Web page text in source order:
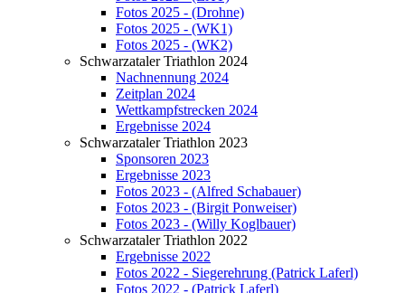
Fotos 2025 - (Drohne)
Fotos 2025 - (WK1)
Fotos 2025 - (WK2)
Schwarzataler Triathlon 2024
Nachnennung 2024
Zeitplan 2024
Wettkampfstrecken 2024
Ergebnisse 2024
Schwarzataler Triathlon 2023
Sponsoren 2023
Ergebnisse 2023
Fotos 2023 - (Alfred Schabauer)
Fotos 2023 - (Birgit Ponweiser)
Fotos 2023 - (Willy Koglbauer)
Schwarzataler Triathlon 2022
Ergebnisse 2022
Fotos 2022 - Siegerehrung (Patrick Laferl)
Fotos 2022 - (Patrick Laferl)